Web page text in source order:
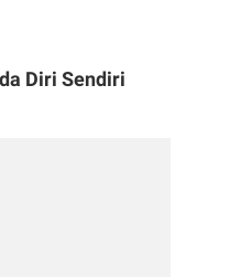
Diri Sendiri